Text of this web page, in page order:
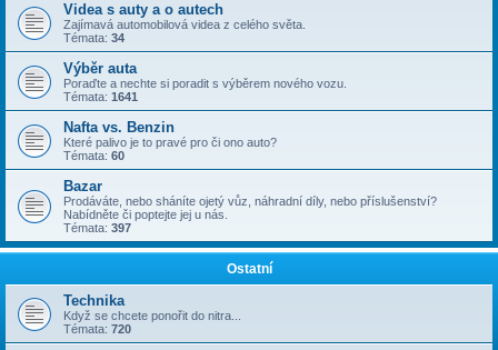
Videa s auty a o autech
Zajímavá automobilová videa z celého světa.
Témata: 34
Výběr auta
Poraďte a nechte si poradit s výběrem nového vozu.
Témata: 1641
Nafta vs. Benzin
Které palivo je to pravé pro či ono auto?
Témata: 60
Bazar
Prodáváte, nebo sháníte ojetý vůz, náhradní díly, nebo příslušenství?
Nabídněte či poptejte jej u nás.
Témata: 397
Ostatní
Technika
Když se chcete ponořit do nitra...
Témata: 720